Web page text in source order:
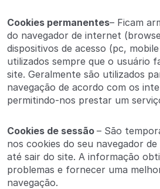
Cookies permanentes– Ficam
do navegador de internet
dispositivos de acesso (pc,
utilizados sempre que o usuário
site. Geralmente são utilizados
navegação de acordo com os
permitindo-nos prestar um
Cookies de sessão – São
nos cookies do seu navegador
até sair do site. A informação
problemas e fornecer uma
navegação.